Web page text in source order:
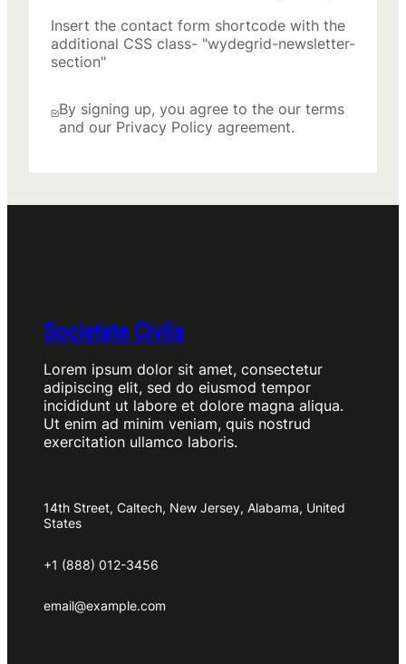
Insert the contact form shortcode with the
additional CSS class- "wydegrid-newsletter-
section"
By signing up, you agree to the our terms
and our Privacy Policy agreement.
Societate Civila
Lorem ipsum dolor sit amet, consectetur
adipiscing elit, sed do eiusmod tempor
incididunt ut labore et dolore magna aliqua.
Ut enim ad minim veniam, quis nostrud
exercitation ullamco laboris.
14th Street, Caltech, New Jersey, Alabama, United
States
+1 (888) 012-3456
email@example.com